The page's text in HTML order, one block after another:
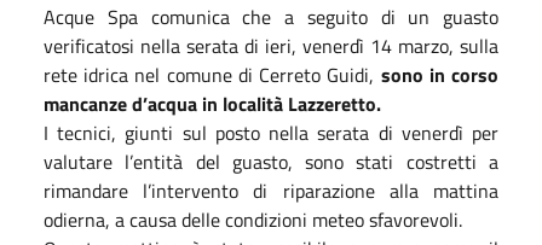
Acque Spa comunica che a seguito di un guasto
verificatosi nella serata di ieri, venerdì 14 marzo, sulla
rete idrica nel comune di Cerreto Guidi, sono in corso
mancanze d’acqua in località Lazzeretto.
I tecnici, giunti sul posto nella serata di venerdì per
valutare l’entità del guasto, sono stati costretti a
rimandare l’intervento di riparazione alla mattina
odierna, a causa delle condizioni meteo sfavorevoli.